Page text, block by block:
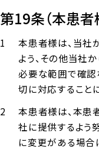
第19条（本患者
本患者様は、当社
よう、その他当社
必要な範囲で確認
切に対応すること
本患者様は、本患
社に提供するよう
に変更がある場合